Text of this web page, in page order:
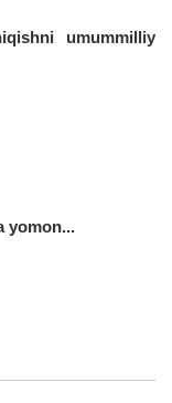
umummilliy
yomon...